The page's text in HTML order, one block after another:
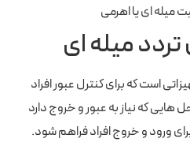
میله ای
است که برای کنترل عبور افراد
که نیاز به عبور و خروج دارد
ورود و خروج افراد فراهم شود.